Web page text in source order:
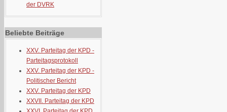
der DVRK
Beliebte Beiträge
XXV. Parteitag der KPD -
Parteitagsprotokoll
XXV. Parteitag der KPD -
Politischer Bericht
XXV. Parteitag der KPD
XXVII. Parteitag der KPD